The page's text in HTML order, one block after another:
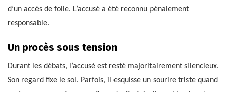
d’un accès de folie. L’accusé a été reconnu pénalement
responsable.
Un procès sous tension
Durant les débats, l’accusé est resté majoritairement silencieux.
Son regard fixe le sol. Parfois, il esquisse un sourire triste quand